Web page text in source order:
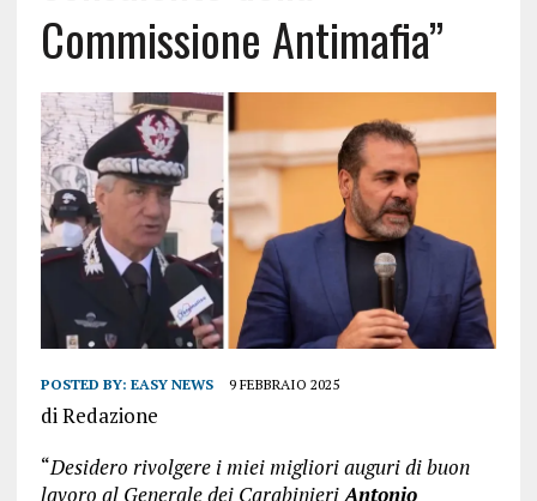
Commissione Antimafia”
POSTED BY: EASY NEWS 9 FEBBRAIO 2025
di Redazione
“Desidero rivolgere i miei migliori auguri di buon
lavoro al Generale dei CarabinieriAntonio